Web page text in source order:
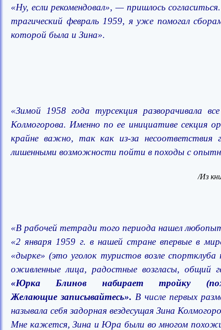
«Ну, если рекомендовал», — пришлось
трагический февраль 1959, я уже помогал
которой была и Зина».
«Зимой 1958 года турсекция разворачивала
Колмогорова. Именно по ее инициативе секция
крайне важно, так как из-за несоответствия
лишенными возможности пойти в походы с
/Из
«В рабочей тетради того периода нашел
«2 января 1959 г. в нашей стране впервые в
«дырке» (это уголок туристов возле
оживленные лица, радостные возгласы, общий
«Юрка Блинов набирает тройку
Желающие записывайтесь». В числе первых
называла себя задорная вездесущая Зина
Мне кажется, Зина и Юра были во многом